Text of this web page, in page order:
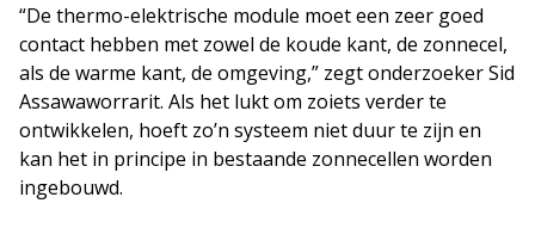
“De thermo-elektrische module moet een zeer goed
contact hebben met zowel de koude kant, de zonnecel,
als de warme kant, de omgeving,” zegt onderzoeker Sid
Assawaworrarit. Als het lukt om zoiets verder te
ontwikkelen, hoeft zo’n systeem niet duur te zijn en
kan het in principe in bestaande zonnecellen worden
ingebouwd.